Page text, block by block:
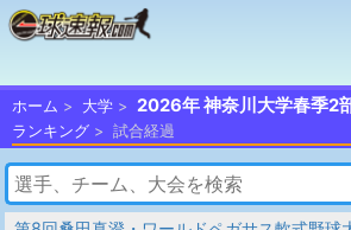
ホーム 大学 2026年 神奈川大学春季2
ランキング
試合経過